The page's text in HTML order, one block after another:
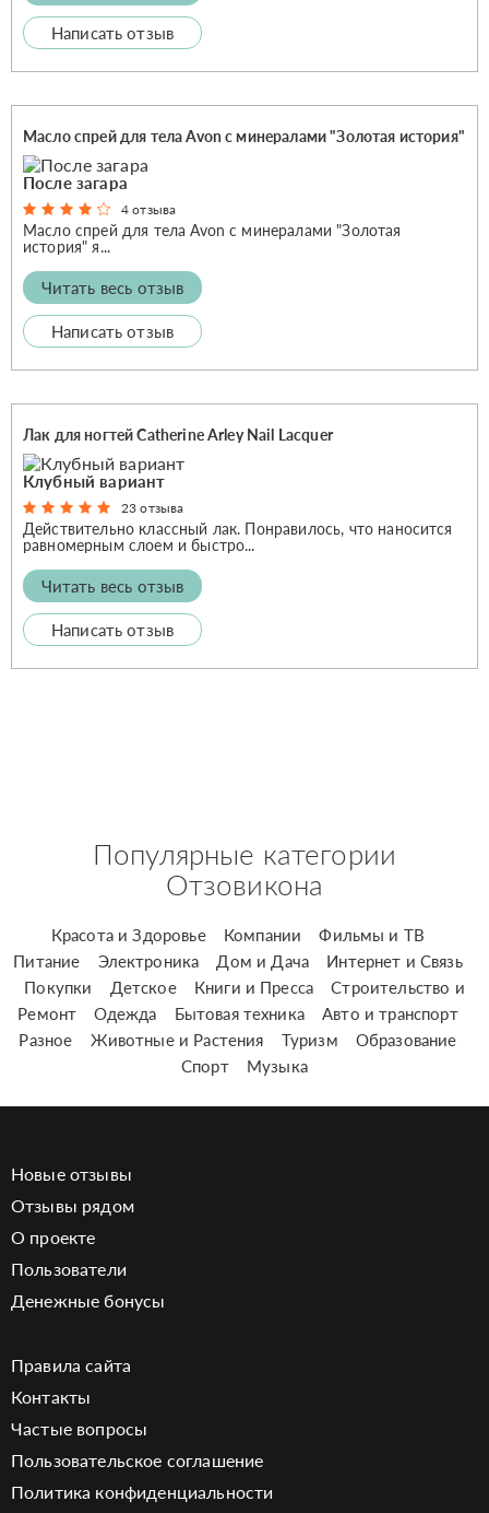
Написать отзыв
Масло спрей для тела Avon с минералами "Золотая история"
После загара
4 отзыва
Масло спрей для тела Avon с минералами "Золотая
история" я...
Читать весь отзыв
Написать отзыв
Лак для ногтей Catherine Arley Nail Lacquer
Клубный вариант
23 отзыва
Действительно классный лак. Понравилось, что наносится
равномерным слоем и быстро...
Читать весь отзыв
Написать отзыв
Популярные категории
Отзовикона
Красота и Здоровье Компании
Фильмы и ТВ
Питание
Электроника Дом и Дача
Интернет и Связь
Покупки
Детское Книги и Пресса
Строительство и
Ремонт
Одежда Бытовая техника
Авто и транспорт
Разное
Животные и Растения Туризм
Образование
Спорт
Музыка
Новые отзывы
Отзывы рядом
О проекте
Пользователи
Денежные бонусы
Правила сайта
Контакты
Частые вопросы
Пользовательское соглашение
Политика конфиденциальности